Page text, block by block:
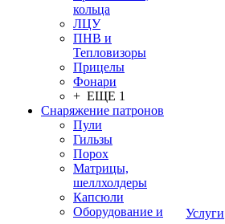
кольца
ЛЦУ
ПНВ и
Тепловизоры
Прицелы
Фонари
+ ЕЩЕ 1
Снаряжение патронов
Пули
Гильзы
Порох
Матрицы,
шеллхолдеры
Капсюли
Оборудование и
Услуги